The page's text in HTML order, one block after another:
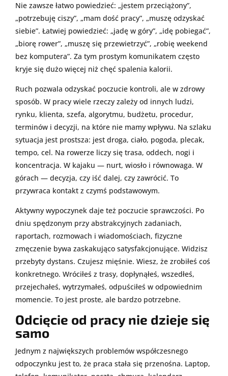
Nie zawsze łatwo powiedzieć: „jestem przeciążony”,
„potrzebuję ciszy”, „mam dość pracy”, „muszę odzyskać
siebie”. Łatwiej powiedzieć: „jadę w góry”, „idę pobiegać”,
„biorę rower”, „muszę się przewietrzyć”, „robię weekend
bez komputera”. Za tym prostym komunikatem często
kryje się dużo więcej niż chęć spalenia kalorii.
Ruch pozwala odzyskać poczucie kontroli, ale w zdrowy
sposób. W pracy wiele rzeczy zależy od innych ludzi,
rynku, klienta, szefa, algorytmu, budżetu, procedur,
terminów i decyzji, na które nie mamy wpływu. Na szlaku
sytuacja jest prostsza: jest droga, ciało, pogoda, plecak,
tempo, cel. Na rowerze liczy się trasa, oddech, nogi i
koncentracja. W kajaku — nurt, wiosło i równowaga. W
górach — decyzja, czy iść dalej, czy zawrócić. To
przywraca kontakt z czymś podstawowym.
Aktywny wypoczynek daje też poczucie sprawczości. Po
dniu spędzonym przy abstrakcyjnych zadaniach,
raportach, rozmowach i wiadomościach, fizyczne
zmęczenie bywa zaskakująco satysfakcjonujące. Widzisz
przebyty dystans. Czujesz mięśnie. Wiesz, że zrobiłeś coś
konkretnego. Wróciłeś z trasy, dopłynąłeś, wszedłeś,
przejechałeś, wytrzymałeś, odpuściłeś w odpowiednim
momencie. To jest proste, ale bardzo potrzebne.
Odcięcie od pracy nie dzieje się
samo
Jednym z największych problemów współczesnego
odpoczynku jest to, że praca stała się przenośna. Laptop,